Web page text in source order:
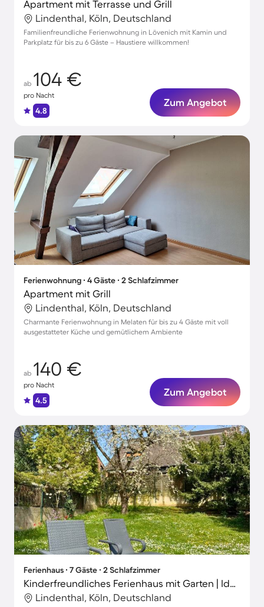
Apartment mit Terrasse und Grill
Lindenthal, Köln, Deutschland
Familienfreundliche Ferienwohnung in Lövenich mit Kamin und
Parkplatz für bis zu 6 Gäste – Haustiere willkommen!
ab 104 €
pro Nacht
4.8
Zum Angebot
Ferienwohnung ∙ 4 Gäste ∙ 2 Schlafzimmer
Apartment mit Grill
Lindenthal, Köln, Deutschland
Charmante Ferienwohnung in Melaten für bis zu 4 Gäste mit voll
ausgestatteter Küche und gemütlichem Ambiente
ab 140 €
pro Nacht
4.5
Zum Angebot
Ferienhaus ∙ 7 Gäste ∙ 2 Schlafzimmer
Kinderfreundliches Ferienhaus mit Garten | Ideal für Homeoffice
Lindenthal, Köln, Deutschland